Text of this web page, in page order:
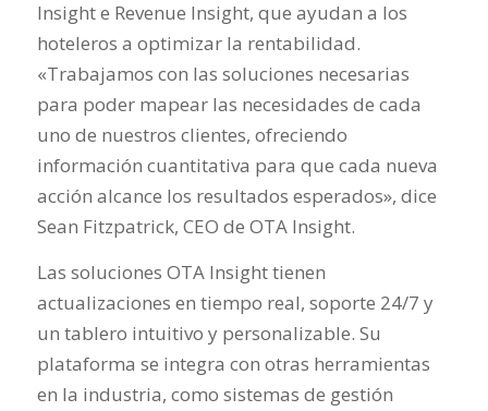
Insight e Revenue Insight, que ayudan a los
hoteleros a optimizar la rentabilidad.
«Trabajamos con las soluciones necesarias
para poder mapear las necesidades de cada
uno de nuestros clientes, ofreciendo
información cuantitativa para que cada nueva
acción alcance los resultados esperados», dice
Sean Fitzpatrick, CEO de OTA Insight.
Las soluciones OTA Insight tienen
actualizaciones en tiempo real, soporte 24/7 y
un tablero intuitivo y personalizable. Su
plataforma se integra con otras herramientas
en la industria, como sistemas de gestión